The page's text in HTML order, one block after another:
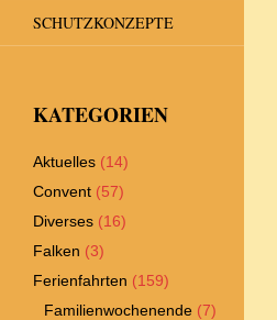
SCHUTZKONZEPTE
KATEGORIEN
Aktuelles (14)
Convent (57)
Diverses (16)
Falken (3)
Ferienfahrten (159)
Familienwochenende (7)